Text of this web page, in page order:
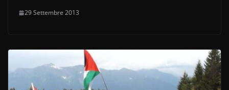
29 Settembre 2013